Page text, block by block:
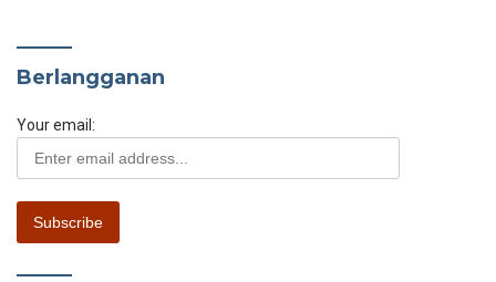
Berlangganan
Your email: